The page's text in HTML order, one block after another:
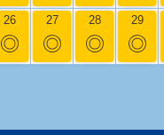
26
◎
27
◎
28
◎
29
◎